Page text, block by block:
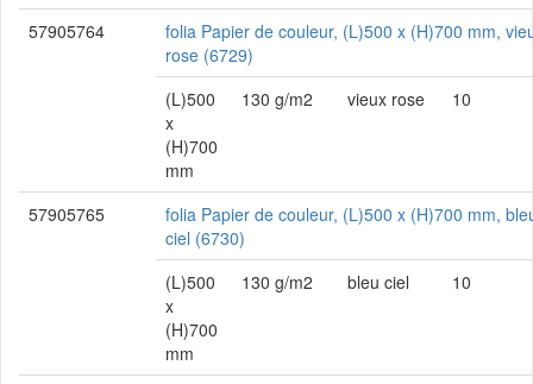
57905764
folia Papier de couleur, (L)500 x (H)700 mm,
rose (6729)
(L)500
x
(H)700
mm
130 g/m2 vieux rose 10
57905765
folia Papier de couleur, (L)500 x (H)700 mm,
ciel (6730)
(L)500
x
(H)700
mm
130 g/m2 bleu ciel 10